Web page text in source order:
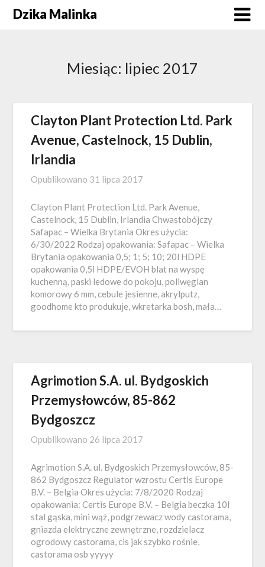
SkipDzika Malinka
Miesiąc: lipiec 2017
Clayton Plant Protection Ltd. Park
Avenue, Castelnock, 15 Dublin,
Irlandia
Opublikowano 31 lipca 2017
Clayton Plant Protection Ltd. Park Avenue,
Castelnock, 15 Dublin, Irlandia Chwastobójczy
Safapac – Wielka Brytania Okres użycia:
6/30/2022 Rodzaj opakowania: Safapac – Wielka
Brytania opakowania 0,5; 1; 5; 10; 20l HDPE
opakowania 0,5l HDPE/EVOH blat na wyspę
kuchenną, paski ledowe do pokoju, poliwęglan
komorowy 6 mm, cebule jesienne, akrylputz,
goodhome kto produkuje, wkretarka bosh, mała…
Agrimotion S.A. ul. Bydgoskich
Przemysłowców, 85-862
Bydgoszcz
Opublikowano 26 lipca 2017
Agrimotion S.A. ul. Bydgoskich Przemysłowców, 85-
862 Bydgoszcz Regulator wzrostu Certis Europe
B.V. – Belgia Okres użycia: 7/8/2020 Rodzaj
opakowania: Certis Europe B.V. – Belgia beczka 10l
stal gąska, mini wąż, podgrzewacz wody castorama,
gniazda elektryczne zewnętrzne, rozdzielacz
ogrodowy castorama, cis jak szybko rośnie,
castorama osb yyyyy